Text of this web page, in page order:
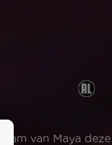
van Maya